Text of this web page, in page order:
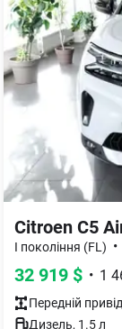
Citroen C5
I покоління (FL) •
32 919 $ • 1
Передній привід
Дизель, 1.5л